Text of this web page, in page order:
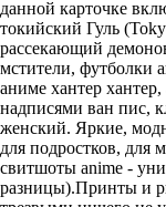
данной карточке
токийский Гуль
рассекающий
мстители, футболки
аниме хантер
надписями ван пис,
женский. Яркие,
для подростков, для
свитшоты anime -
разницы).Принты и